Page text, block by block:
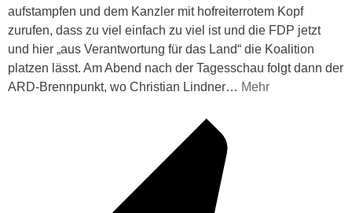
aufstampfen und dem Kanzler mit hofreiterrotem Kopf
zurufen, dass zu viel einfach zu viel ist und die FDP jetzt
und hier „aus Verantwortung für das Land“ die Koalition
platzen lässt. Am Abend nach der Tagesschau folgt dann der
ARD-Brennpunkt, wo Christian Lindner… Mehr